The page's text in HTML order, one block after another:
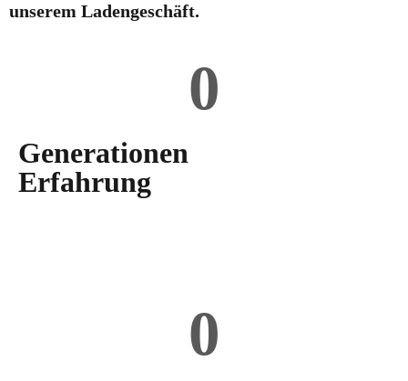
unserem Ladengeschäft.
0
Generationen
Erfahrung
0